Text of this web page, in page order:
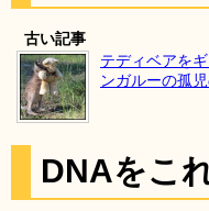
古い記事
テディベアを
ンガルーの孤
DNAをこ